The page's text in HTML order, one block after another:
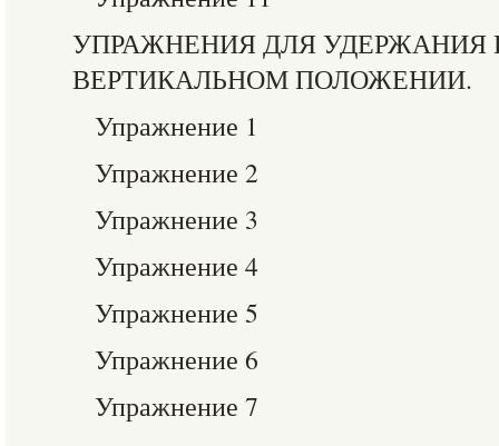
УПРАЖНЕНИЯ ДЛЯ УДЕРЖАНИЯ
ВЕРТИКАЛЬНОМ ПОЛОЖЕНИИ.
Упражнение 1
Упражнение 2
Упражнение 3
Упражнение 4
Упражнение 5
Упражнение 6
Упражнение 7